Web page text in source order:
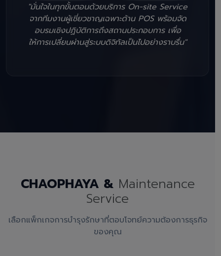
"มั่นใจในทุกขั้นตอนด้วยบริการ On-site Service
จากทีมงานผู้เชี่ยวชาญเฉพาะด้าน POS พร้อมจัด
อบรมเชิงปฏิบัติการถึงสถานประกอบการ เพื่อ
ให้การเปลี่ยนผ่านสู่ระบบดิจิทัลเป็นไปอย่างราบรื่น"
CHAOPHAYA & Maintenance
Service
เลือกแพ็กเกจการบำรุงรักษาที่ตอบโจทย์ความต้องการธุรกิจ
ของคุณ